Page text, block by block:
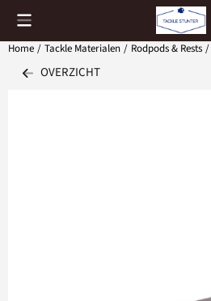
Cookievoorkeuren zijn momenteel gesloten.
Home / Tackle Materialen / Rodpods & Rests /
OVERZICHT